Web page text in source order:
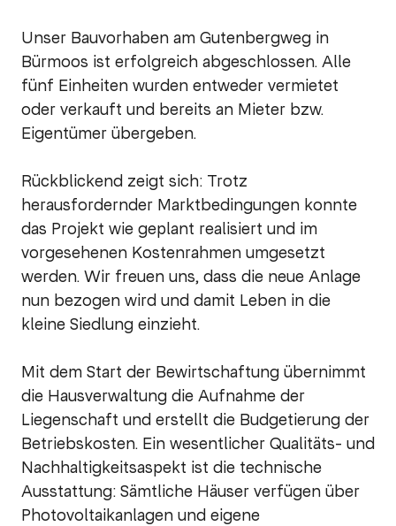
Unser Bauvorhaben am Gutenbergweg in
Bürmoos ist erfolgreich abgeschlossen. Alle
fünf Einheiten wurden entweder vermietet
oder verkauft und bereits an Mieter bzw.
Eigentümer übergeben.
Rückblickend zeigt sich: Trotz
herausfordernder Marktbedingungen konnte
das Projekt wie geplant realisiert und im
vorgesehenen Kostenrahmen umgesetzt
werden. Wir freuen uns, dass die neue Anlage
nun bezogen wird und damit Leben in die
kleine Siedlung einzieht.
Mit dem Start der Bewirtschaftung übernimmt
die Hausverwaltung die Aufnahme der
Liegenschaft und erstellt die Budgetierung der
Betriebskosten. Ein wesentlicher Qualitäts- und
Nachhaltigkeitsaspekt ist die technische
Ausstattung: Sämtliche Häuser verfügen über
Photovoltaikanlagen und eigene